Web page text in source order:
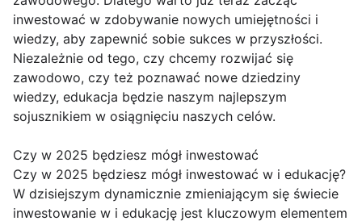
inwestować w zdobywanie nowych umiejętności i
wiedzy, aby zapewnić sobie sukces w przyszłości.
Niezależnie od tego, czy chcemy rozwijać się
zawodowo, czy też poznawać nowe dziedziny
wiedzy, edukacja będzie naszym najlepszym
sojusznikiem w osiągnięciu naszych celów.
Czy w 2025 będziesz mógł inwestować
Czy w 2025 będziesz mógł inwestować w i edukację?
W dzisiejszym dynamicznie zmieniającym się świecie
inwestowanie w i edukację jest kluczowym elementem